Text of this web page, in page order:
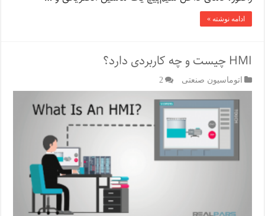
ادامه نوشته »
HMI چیست و چه کاربردی دارد؟
اتوماسیون صنعتی 2